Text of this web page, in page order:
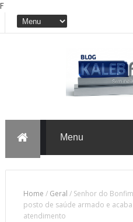
F
Home / Geral / Senhor do
posto de saúde armado e
atendimento